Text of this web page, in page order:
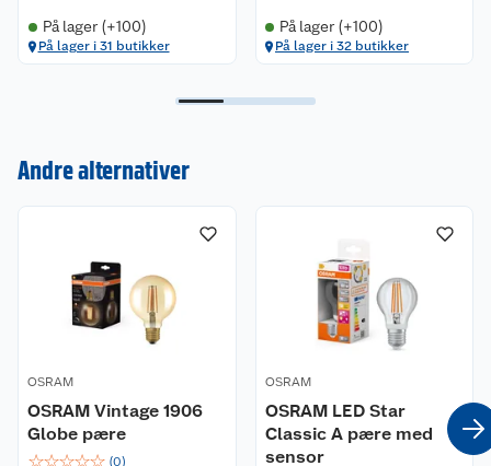
På lager (+100)
På lager i 31 butikker
På lager (+100)
På lager i 32 butikker
Andre alternativer
OSRAM
OSRAM Vintage 1906
Globe pære
☆☆☆☆☆ (0)
OSRAM
OSRAM LED Star
Classic A pære med
sensor
Nyheter
Våre butikker
Våre merkevarer
Coop kjeder
Kundeservice
Angre- og returrett
Reklamasjon og garanti
Ofte stilte spørsmål
Betalingsalternativer